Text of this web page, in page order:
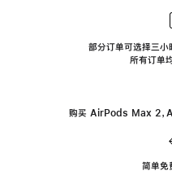
部分订单可选择三小
所有订单
购买 AirPods Max 2，
简单免